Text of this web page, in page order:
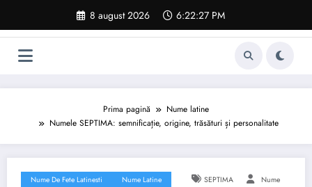
conținut
8 august 2026 6:22:28 PM
Prima pagină
Nume latine
Numele SEPTIMA: semnificație, origine, trăsături și personalitate
Nume De Fete Latinesti Nume Latine SEPTIMA Nume